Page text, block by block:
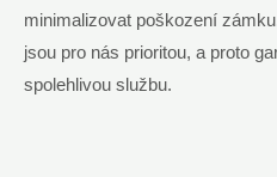
minimalizovat poškození
jsou pro nás prioritou, a proto
spolehlivou službu.